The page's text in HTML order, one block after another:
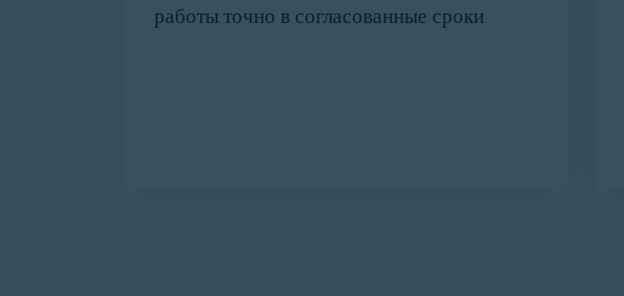
работы точно в согласованные сроки